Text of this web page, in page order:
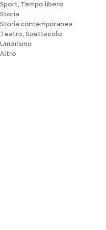
Sport, Tempo libero
Storia
Storia contemporanea
Teatro, Spettacolo
Umorismo
Altro